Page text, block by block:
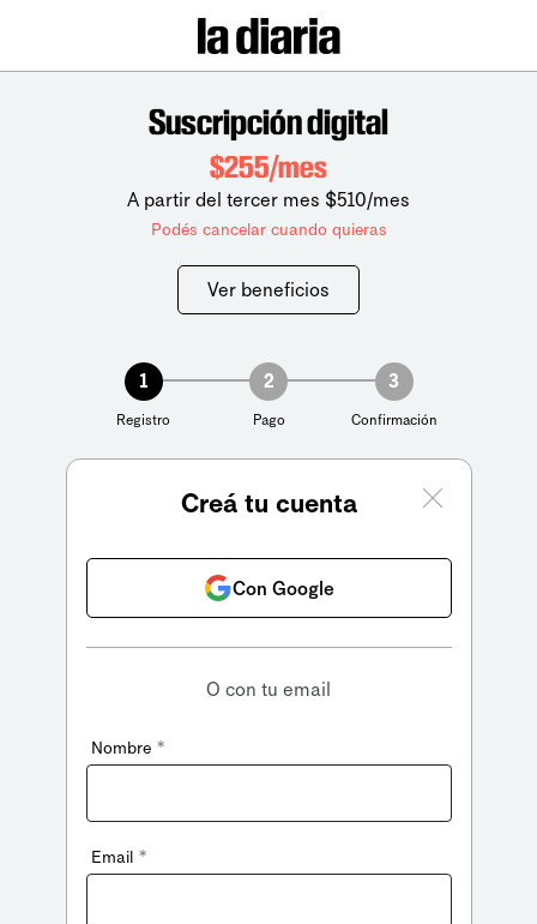
Suscripción digital
$255/mes
A partir del tercer mes $510/mes
Podés cancelar cuando quieras
Ver beneficios
1
Registro
2
Pago
3
Confirmación
Creá tu cuenta
Con Google
O con tu email
Nombre *
Email *